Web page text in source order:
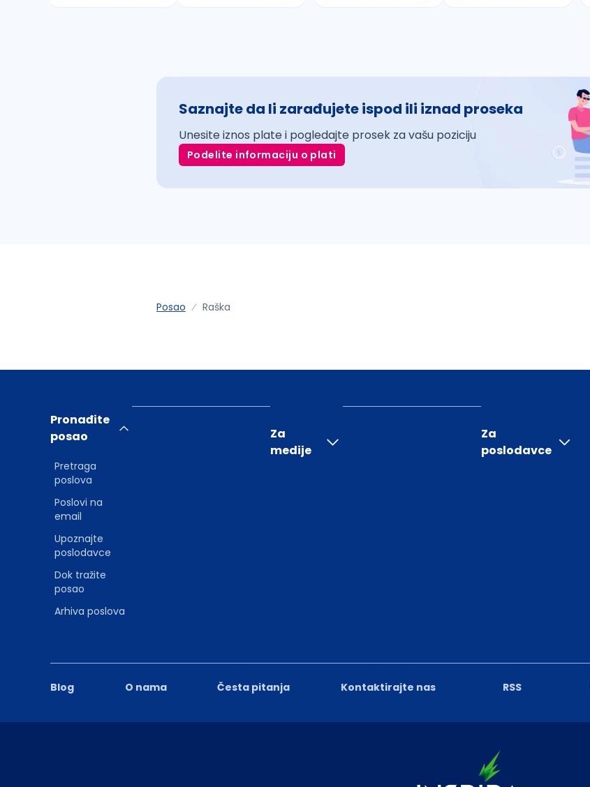
Saznajte da li zarađujete ispod ili iznad proseka
Unesite iznos plate i pogledajte prosek za vašu poziciju
Podelite informaciju o plati
Posao Raška
Blog O nama Česta pitanja Kontaktirajte nas RSS
Pronađite
posao
Pretraga
poslova
Poslovi na
email
Upoznajte
poslodavce
Dok tražite
posao
Arhiva poslova
Za
medije
Za
poslodavce